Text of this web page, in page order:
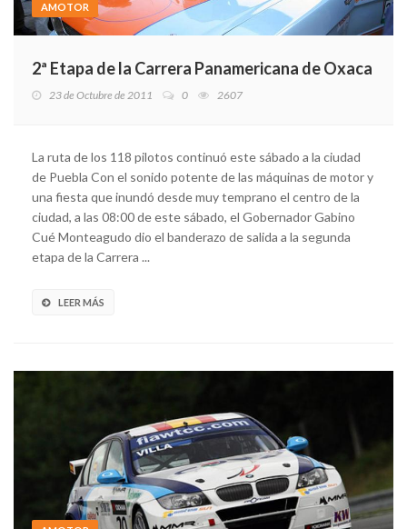
AMOTOR
2ª Etapa de la Carrera Panamericana de Oxaca
23 de Octubre de 2011 0 2607
La ruta de los 118 pilotos continuó este sábado a la ciudad
de Puebla Con el sonido potente de las máquinas de motor y
una fiesta que inundó desde muy temprano el centro de la
ciudad, a las 08:00 de este sábado, el Gobernador Gabino
Cué Monteagudo dio el banderazo de salida a la segunda
etapa de la Carrera ...
LEER MÁS